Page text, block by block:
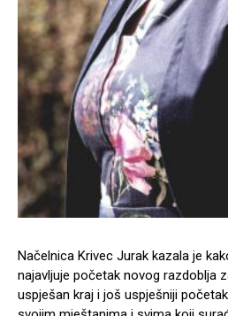
Načelnica Krivec Jurak kazala je
najavljuje početak novog razdoblja
uspješan kraj i još uspješniji